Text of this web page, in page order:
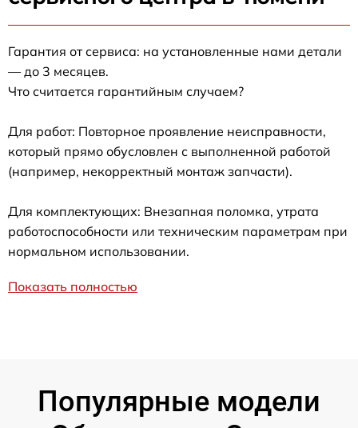
Гарантия от сервиса: на установленные нами детали
— до 3 месяцев.
Что считается гарантийным случаем?
Для работ: Повторное проявление неисправности,
который прямо обусловлен с выполненной работой
(например, некорректный монтаж запчасти).
Для комплектующих: Внезапная поломка, утрата
работоспособности или техническим параметрам при
нормальном использовании.
Показать полностью
Популярные модели